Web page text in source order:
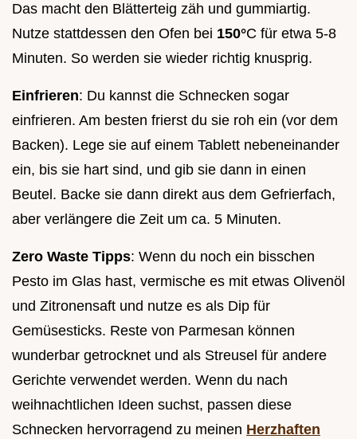
Das macht den Blätterteig zäh und gummiartig.
Nutze stattdessen den Ofen bei 150°C für etwa 5-8
Minuten. So werden sie wieder richtig knusprig.
Einfrieren: Du kannst die Schnecken sogar
einfrieren. Am besten frierst du sie roh ein (vor dem
Backen). Lege sie auf einem Tablett nebeneinander
ein, bis sie hart sind, und gib sie dann in einen
Beutel. Backe sie dann direkt aus dem Gefrierfach,
aber verlängere die Zeit um ca. 5 Minuten.
Zero Waste Tipps: Wenn du noch ein bisschen
Pesto im Glas hast, vermische es mit etwas Olivenöl
und Zitronensaft und nutze es als Dip für
Gemüsesticks. Reste von Parmesan können
wunderbar getrocknet und als Streusel für andere
Gerichte verwendet werden. Wenn du nach
weihnachtlichen Ideen suchst, passen diese
Schnecken hervorragend zu meinen Herzhaften